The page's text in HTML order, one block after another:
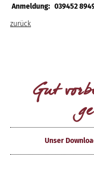
Anmeldung: 039452
zurück
Gut
Unser